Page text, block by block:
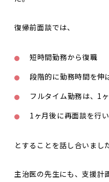
復帰前面談では、
短時間勤務から復職
段階的に勤務時間を伸
フルタイム勤務は、1
1ヶ月後に再面談を行
とすることを話し合いまし
主治医の先生にも、支援計